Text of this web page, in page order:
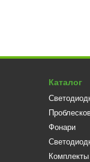
Каталог
Фонари
Комплекты